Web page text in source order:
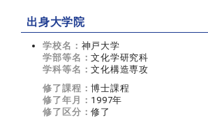
出身大学院
学校名： 神戸大学
学部等名：文化学研究科
学科等名：文化構造専攻
修了課程：博士課程
修了年月： 1997年
修了区分：修了